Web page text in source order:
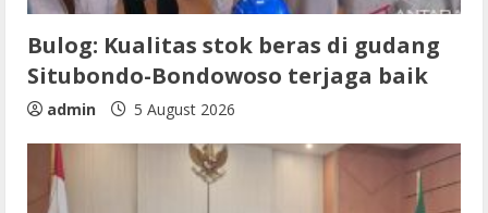
Bulog: Kualitas stok beras di gudang
Situbondo-Bondowoso terjaga baik
admin 5 August 2026